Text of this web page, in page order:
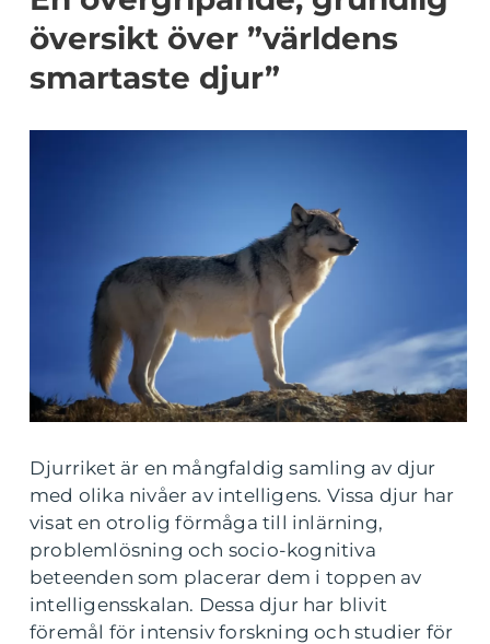
översikt över ”världens
smartaste djur”
Djurriket är en mångfaldig samling av djur
med olika nivåer av intelligens. Vissa djur har
visat en otrolig förmåga till inlärning,
problemlösning och socio-kognitiva
beteenden som placerar dem i toppen av
intelligensskalan. Dessa djur har blivit
föremål för intensiv forskning och studier för